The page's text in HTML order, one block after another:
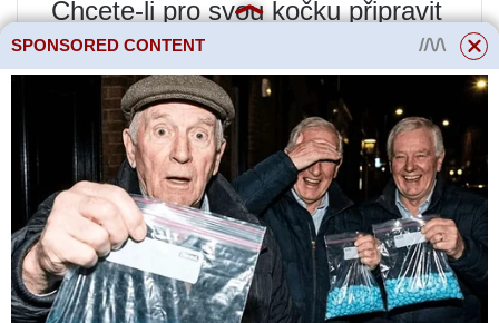
Chcete-li pro svou kočku připravit
petrželový čaj, vezměte čerstvou
petržel a nasekejte ji. Poté dejte
petrželku do hrnce s vodou a
přiveďte k varu. Poté vyjměte
pánev z ohně a nechte několik
hodin vařit. Než dáte odvar své
kočce, ujistěte se, že úplně
SPONSORED CONTENT